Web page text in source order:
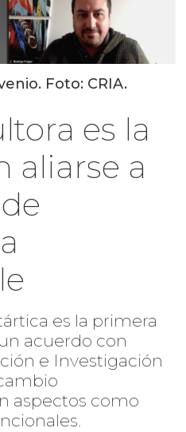
Foto: CRIA.
es la
aliarse a
es la primera
acuerdo con
e Investigación
aspectos como